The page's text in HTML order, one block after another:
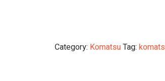
Category: KomatsuTag: